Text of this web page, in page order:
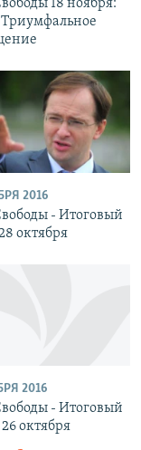
18 ноября:
2016
- Итоговый
октября
2016
- Итоговый
октября